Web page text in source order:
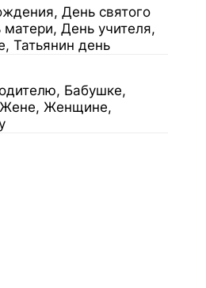
День святого
День учителя,
Татьянин день
Бабушке,
Женщине,